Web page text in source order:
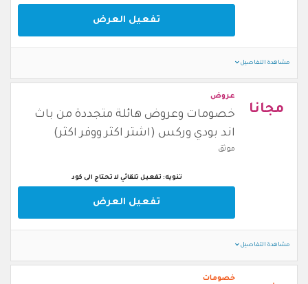
تفعيل العرض
مشاهدة التفاصيل
مجانا
عروض
خصومات وعروض هائلة متجددة من باث
اند بودي وركس (اشتر اكثر ووفر اكثر)
موثق
تنويه: تفعيل تلقائي لا تحتاج الى كود
تفعيل العرض
مشاهدة التفاصيل
خصومات